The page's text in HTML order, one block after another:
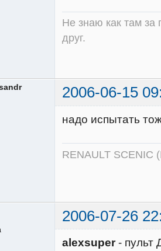
Не знаю как там за
друг.
2006-06-15
надо испытать
RENAULT SCENIC
2006-07-26
alexsuper- пульт